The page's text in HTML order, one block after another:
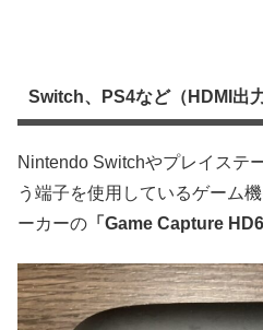
Switch、PS4など（HDMI出
Nintendo Switchやプレイステ
う端子を使用しているゲーム
ーカーの 「Game Capture